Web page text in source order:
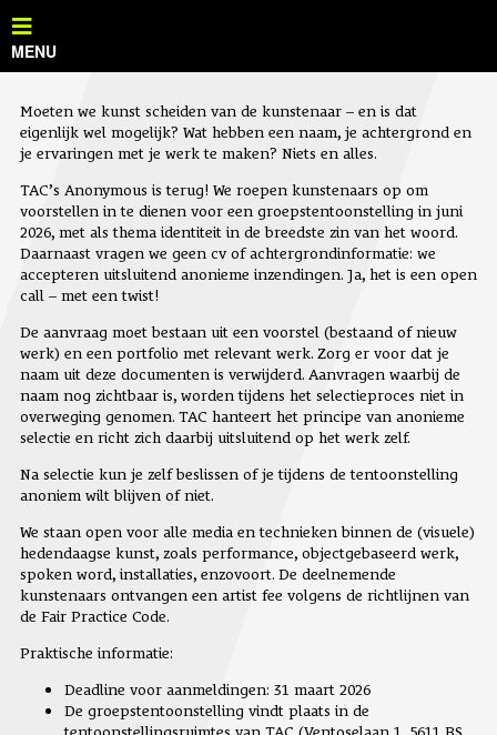
Moeten we kunst scheiden van de kunstenaar – en is dat
eigenlijk wel mogelijk? Wat hebben een naam, je achtergrond en
je ervaringen met je werk te maken? Niets en alles.
TAC’s Anonymous is terug! We roepen kunstenaars op om
voorstellen in te dienen voor een groepstentoonstelling in juni
2026, met als thema identiteit in de breedste zin van het woord.
Daarnaast vragen we geen cv of achtergrondinformatie: we
accepteren uitsluitend anonieme inzendingen. Ja, het is een open
call – met een twist!
De aanvraag moet bestaan uit een voorstel (bestaand of nieuw
werk) en een portfolio met relevant werk. Zorg er voor dat je
naam uit deze documenten is verwijderd. Aanvragen waarbij de
naam nog zichtbaar is, worden tijdens het selectieproces niet in
overweging genomen. TAC hanteert het principe van anonieme
selectie en richt zich daarbij uitsluitend op het werk zelf.
Na selectie kun je zelf beslissen of je tijdens de tentoonstelling
anoniem wilt blijven of niet.
We staan open voor alle media en technieken binnen de (visuele)
hedendaagse kunst, zoals performance, objectgebaseerd werk,
spoken word, installaties, enzovoort. De deelnemende
kunstenaars ontvangen een artist fee volgens de richtlijnen van
de Fair Practice Code.
Praktische informatie:
Deadline voor aanmeldingen: 31 maart 2026
De groepstentoonstelling vindt plaats in de
tentoonstellingsruimtes van TAC (Ventoselaan 1, 5611 BS